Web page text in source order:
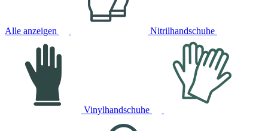
Alle anzeigen Nitrilhandschuhe
Vinylhandschuhe